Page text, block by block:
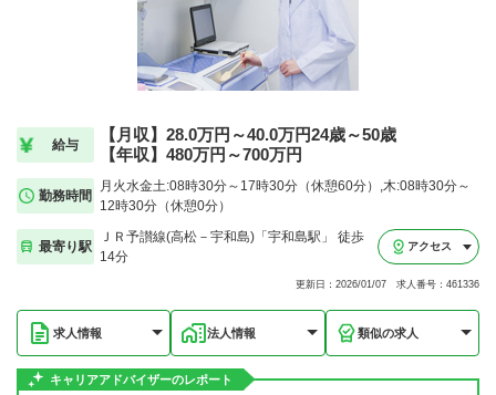
給与
【月収】28.0万円～40.0万円24歳～50歳
【年収】480万円～700万円
勤務時間
月火水金土:08時30分～17時30分（休憩60分）,木:08時30分～
12時30分（休憩0分）
最寄り駅
ＪＲ予讃線(高松－宇和島)「宇和島駅」 徒歩
14分
アクセス
更新日：2026/01/07 求人番号：461336
求人情報 法人情報 類似の求人
キャリアアドバイザーのレポート